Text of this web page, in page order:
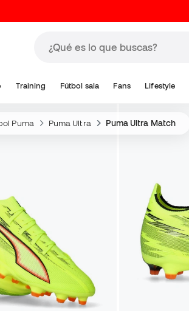
Training Fútbol sala Fans Lifestyle
Puma Puma Ultra Puma Ultra Match